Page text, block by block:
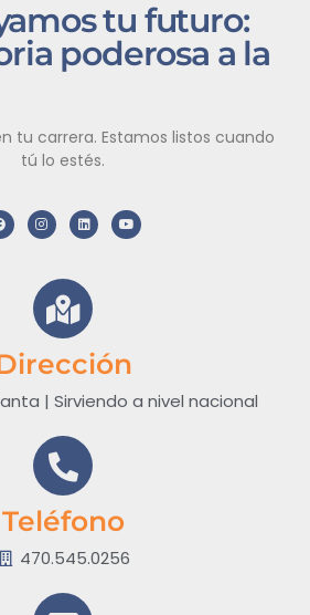
tu futuro:
poderosa a la
tu carrera. Estamos listos cuando
tú lo estés.
| Sirviendo a nivel nacional
Teléfono
470.545.0256